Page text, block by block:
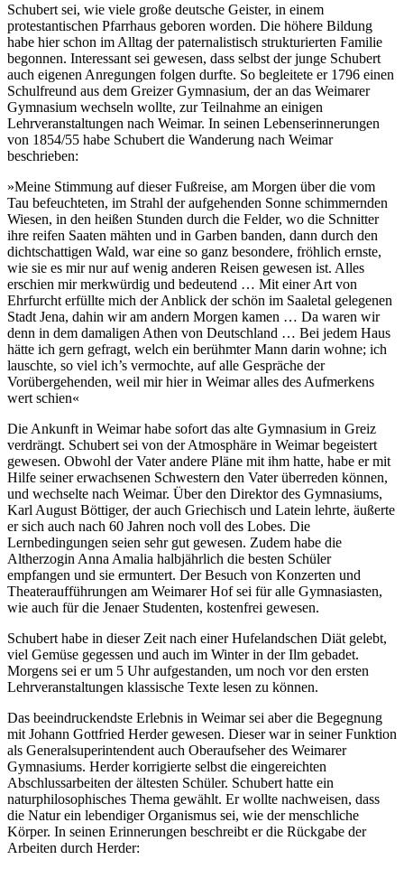
Schubert sei, wie viele große deutsche Geister, in einem
protestantischen Pfarrhaus geboren worden. Die höhere Bildung
habe hier schon im Alltag der paternalistisch strukturierten Familie
begonnen. Interessant sei gewesen, dass selbst der junge Schubert
auch eigenen Anregungen folgen durfte. So begleitete er 1796 einen
Schulfreund aus dem Greizer Gymnasium, der an das Weimarer
Gymnasium wechseln wollte, zur Teilnahme an einigen
Lehrveranstaltungen nach Weimar. In seinen Lebenserinnerungen
von 1854/55 habe Schubert die Wanderung nach Weimar
beschrieben:
»Meine Stimmung auf dieser Fußreise, am Morgen über die vom
Tau befeuchteten, im Strahl der aufgehenden Sonne schimmernden
Wiesen, in den heißen Stunden durch die Felder, wo die Schnitter
ihre reifen Saaten mähten und in Garben banden, dann durch den
dichtschattigen Wald, war eine so ganz besondere, fröhlich ernste,
wie sie es mir nur auf wenig anderen Reisen gewesen ist. Alles
erschien mir merkwürdig und bedeutend … Mit einer Art von
Ehrfurcht erfüllte mich der Anblick der schön im Saaletal gelegenen
Stadt Jena, dahin wir am andern Morgen kamen … Da waren wir
denn in dem damaligen Athen von Deutschland … Bei jedem Haus
hätte ich gern gefragt, welch ein berühmter Mann darin wohne; ich
lauschte, so viel ich’s vermochte, auf alle Gespräche der
Vorübergehenden, weil mir hier in Weimar alles des Aufmerkens
wert schien«
Die Ankunft in Weimar habe sofort das alte Gymnasium in Greiz
verdrängt. Schubert sei von der Atmosphäre in Weimar begeistert
gewesen. Obwohl der Vater andere Pläne mit ihm hatte, habe er mit
Hilfe seiner erwachsenen Schwestern den Vater überreden können,
und wechselte nach Weimar. Über den Direktor des Gymnasiums,
Karl August Böttiger, der auch Griechisch und Latein lehrte, äußerte
er sich auch nach 60 Jahren noch voll des Lobes. Die
Lernbedingungen seien sehr gut gewesen. Zudem habe die
Altherzogin Anna Amalia halbjährlich die besten Schüler
empfangen und sie ermuntert. Der Besuch von Konzerten und
Theateraufführungen am Weimarer Hof sei für alle Gymnasiasten,
wie auch für die Jenaer Studenten, kostenfrei gewesen.
Schubert habe in dieser Zeit nach einer Hufelandschen Diät gelebt,
viel Gemüse gegessen und auch im Winter in der Ilm gebadet.
Morgens sei er um 5 Uhr aufgestanden, um noch vor den ersten
Lehrveranstaltungen klassische Texte lesen zu können.
Das beeindruckendste Erlebnis in Weimar sei aber die Begegnung
mit Johann Gottfried Herder gewesen. Dieser war in seiner Funktion
als Generalsuperintendent auch Oberaufseher des Weimarer
Gymnasiums. Herder korrigierte selbst die eingereichten
Abschlussarbeiten der ältesten Schüler. Schubert hatte ein
naturphilosophisches Thema gewählt. Er wollte nachweisen, dass
die Natur ein lebendiger Organismus sei, wie der menschliche
Körper. In seinen Erinnerungen beschreibt er die Rückgabe der
Arbeiten durch Herder: